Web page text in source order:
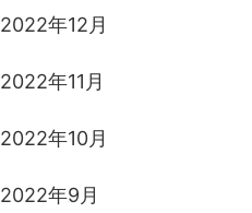
2022年12月
2022年11月
2022年10月
2022年9月